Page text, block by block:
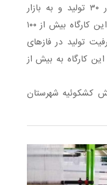
سالیانه ۹۰۰ متر مربع فرش با رجشمار ۳۰ تولید و به بازار
عرضه شود. گفتنی است ظرفیت تولید این کارگاه بیش از ۱۰۰
تولید در فازهای
کارگاه به بیش از
کشکوئیه شهرستان